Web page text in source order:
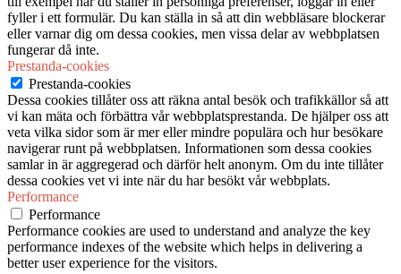
fyller i ett formulär. Du kan ställa in så att din webbläsare blockerar
eller varnar dig om dessa cookies, men vissa delar av webbplatsen
fungerar då inte.
Prestanda-cookies
Prestanda-cookies
Dessa cookies tillåter oss att räkna antal besök och trafikkällor så att
vi kan mäta och förbättra vår webbplatsprestanda. De hjälper oss att
veta vilka sidor som är mer eller mindre populära och hur besökare
navigerar runt på webbplatsen. Informationen som dessa cookies
samlar in är aggregerad och därför helt anonym. Om du inte tillåter
dessa cookies vet vi inte när du har besökt vår webbplats.
Performance
Performance
Performance cookies are used to understand and analyze the key
performance indexes of the website which helps in delivering a
better user experience for the visitors.